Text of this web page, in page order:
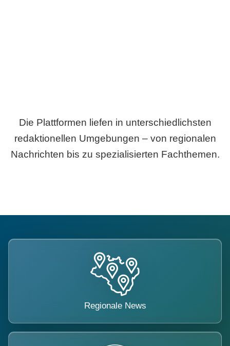
Die Plattformen liefen in unterschiedlichsten
redaktionellen Umgebungen – von regionalen
Nachrichten bis zu spezialisierten Fachthemen.
Regionale News